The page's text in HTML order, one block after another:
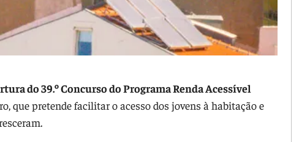
do 39.º Concurso do Programa Renda Acessível
que pretende facilitar o acesso dos jovens à habitação e